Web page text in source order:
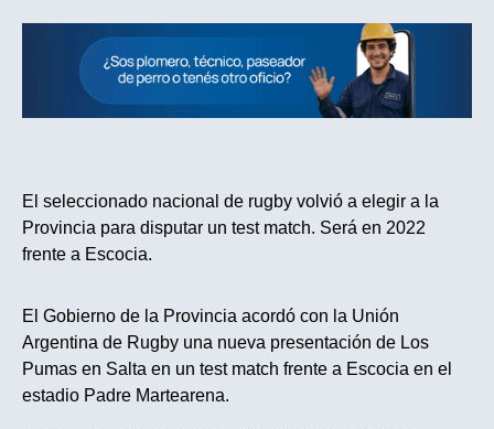
El seleccionado nacional de rugby volvió a elegir a la
Provincia para disputar un test match. Será en 2022
frente a Escocia.
El Gobierno de la Provincia acordó con la Unión
Argentina de Rugby una nueva presentación de Los
Pumas en Salta en un test match frente a Escocia en el
estadio Padre Martearena.